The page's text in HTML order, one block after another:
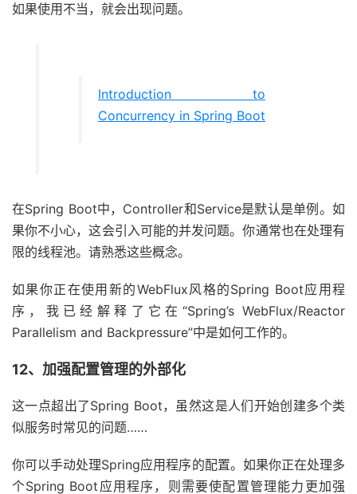
如果使用不当，就会出现问题。
Introduction to
Concurrency in Spring Boot
在Spring Boot中，Controller和Service是默认是单例。如
果你不小心，这会引入可能的并发问题。你通常也在处理有
限的线程池。请熟悉这些概念。
如果你正在使用新的WebFlux风格的Spring Boot应用程
序，我已经解释了它在“Spring’s WebFlux/Reactor
Parallelism and Backpressure”中是如何工作的。
12、加强配置管理的外部化
这一点超出了Spring Boot，虽然这是人们开始创建多个类
似服务时常见的问题……
你可以手动处理Spring应用程序的配置。如果你正在处理多
个Spring Boot应用程序，则需要使配置管理能力更加强